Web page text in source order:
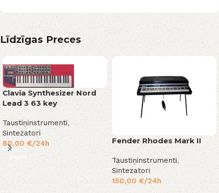
Līdzīgas Preces
Clavia Synthesizer Nord
Lead 3 63 key
Taustiņinstrumenti,
Sintezatori
80,00 €/24h
Skatīt
Fender Rhodes Mark II
Taustiņinstrumenti,
Sintezatori
150,00 €/24h